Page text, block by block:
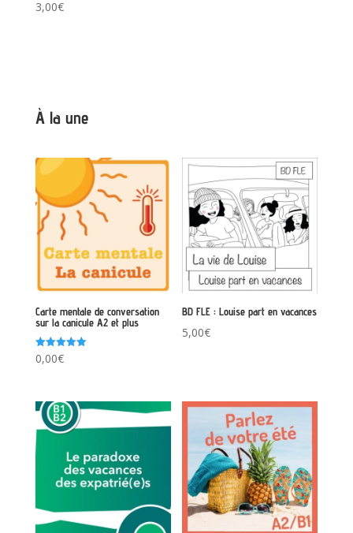
Note
4.00
3,00€
À la une
Carte mentale de conversation
sur la canicule A2 et plus
Note
5.00
0,00€
BD FLE : Louise part en vacances
5,00€